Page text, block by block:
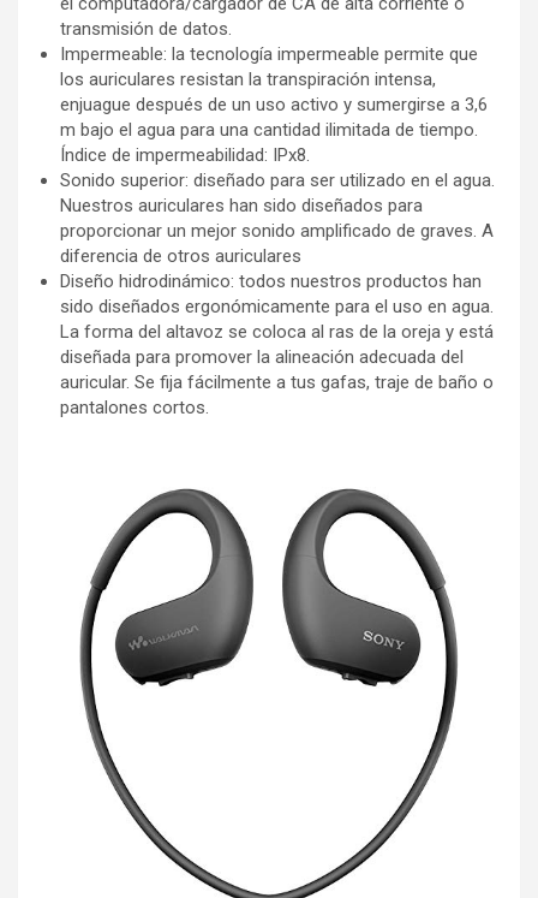
transmisión de datos.
Impermeable: la tecnología impermeable permite que
los auriculares resistan la transpiración intensa,
enjuague después de un uso activo y sumergirse a 3,6
m bajo el agua para una cantidad ilimitada de tiempo.
Índice de impermeabilidad: IPx8.
Sonido superior: diseñado para ser utilizado en el agua.
Nuestros auriculares han sido diseñados para
proporcionar un mejor sonido amplificado de graves. A
diferencia de otros auriculares
Diseño hidrodinámico: todos nuestros productos han
sido diseñados ergonómicamente para el uso en agua.
La forma del altavoz se coloca al ras de la oreja y está
diseñada para promover la alineación adecuada del
auricular. Se fija fácilmente a tus gafas, traje de baño o
pantalones cortos.